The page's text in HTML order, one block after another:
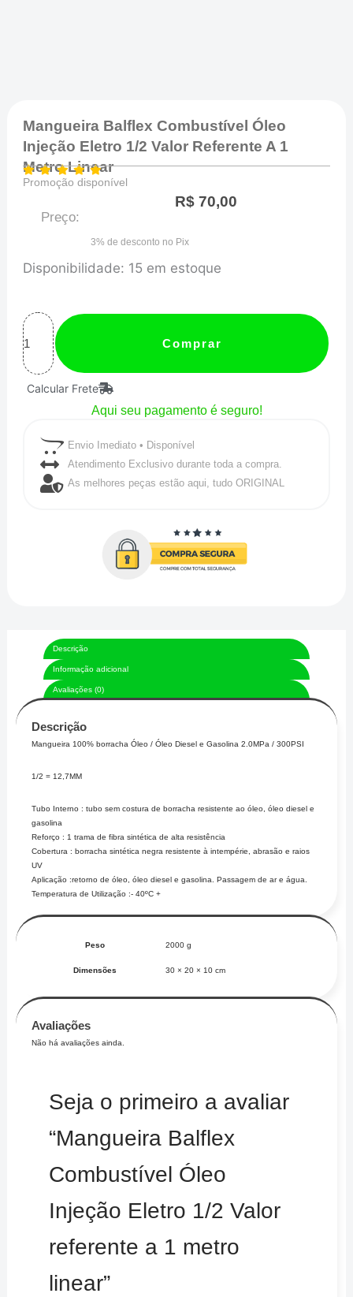
Mangueira Balflex Combustível Óleo
Injeção Eletro 1/2 Valor Referente A 1
Metro Linear
Promoção disponível
Preço:
R$ 70,00
3% de desconto no Pix
Disponibilidade: 15 em estoque
Mangueira
Combustível
Óleo
Injeção
Eletro
Valor
referente
Comprar
Calcular Frete
Aqui seu pagamento é seguro!
Envio Imediato • Disponível
Atendimento Exclusivo durante toda a compra.
As melhores peças estão aqui, tudo ORIGINAL
Descrição
Informação adicional
Avaliações (0)
Descrição
Mangueira 100% borracha Óleo / Óleo Diesel e Gasolina 2.0MPa / 300PSI
1/2 = 12,7MM
Tubo Interno : tubo sem costura de borracha resistente ao óleo, óleo diesel e
gasolina
Reforço : 1 trama de fibra sintética de alta resistência
Cobertura : borracha sintética negra resistente à intempérie, abrasão e raios
UV
Aplicação :retorno de óleo, óleo diesel e gasolina. Passagem de ar e água.
Temperatura de Utilização :- 40ºC +
Peso 2000 g
Dimensões 30 × 20 × 10 cm
Avaliações
Não há avaliações ainda.
Seja o primeiro a avaliar
“Mangueira Balflex
Combustível Óleo
Injeção Eletro 1/2 Valor
referente a 1 metro
linear”